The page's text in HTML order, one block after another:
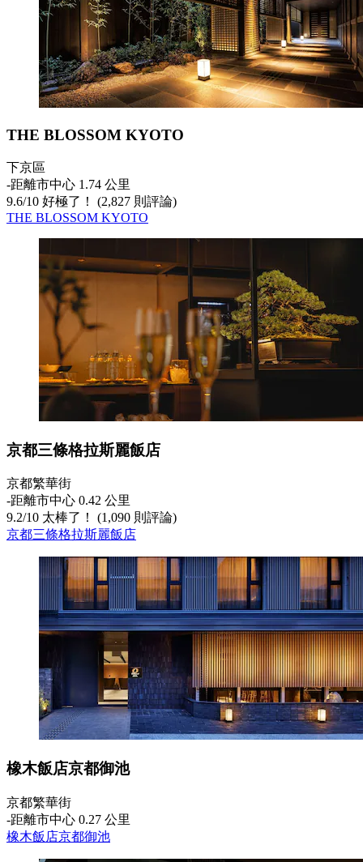
THE BLOSSOM KYOTO
下京區
‐距離市中心 1.74 公里
9.6/10 好極了！ (2,827 則評論)
THE BLOSSOM KYOTO
京都三條格拉斯麗飯店
京都繁華街
‐距離市中心 0.42 公里
9.2/10 太棒了！ (1,090 則評論)
京都三條格拉斯麗飯店
橡木飯店京都御池
京都繁華街
‐距離市中心 0.27 公里
橡木飯店京都御池